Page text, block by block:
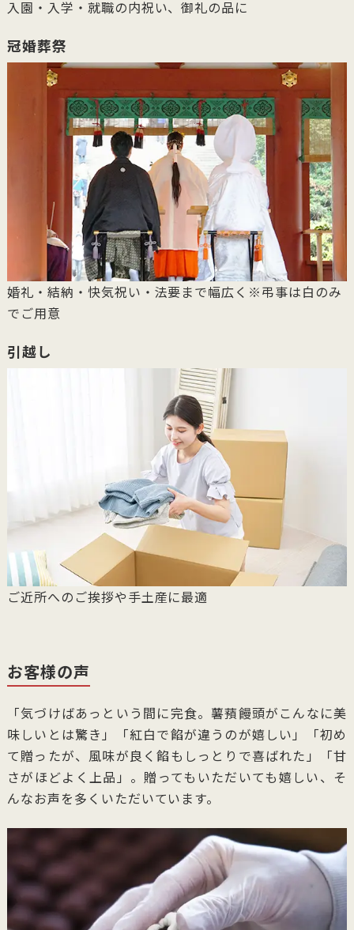
入園・入学・就職の内祝い、御礼の品に
冠婚葬祭
婚礼・結納・快気祝い・法要まで幅広く※弔事は白のみ
でご用意
引越し
ご近所へのご挨拶や手土産に最適
お客様の声
「気づけばあっという間に完食。薯蕷饅頭がこんなに美
味しいとは驚き」「紅白で餡が違うのが嬉しい」「初め
て贈ったが、風味が良く餡もしっとりで喜ばれた」「甘
さがほどよく上品」。贈ってもいただいても嬉しい、そ
んなお声を多くいただいています。